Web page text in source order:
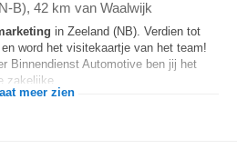
B), 42 km van Waalwijk
in Zeeland (NB). Verdien tot
word het visitekaartje van het team!
Binnendienst Automotive ben jij het
zakelijke...
meer zien